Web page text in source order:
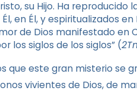
su Hijo. Ha reproducido
en Él, y espiritualizados
de Dios manifestado en
los siglos de los siglos” (
que este gran misterio se
vivientes de Dios, de